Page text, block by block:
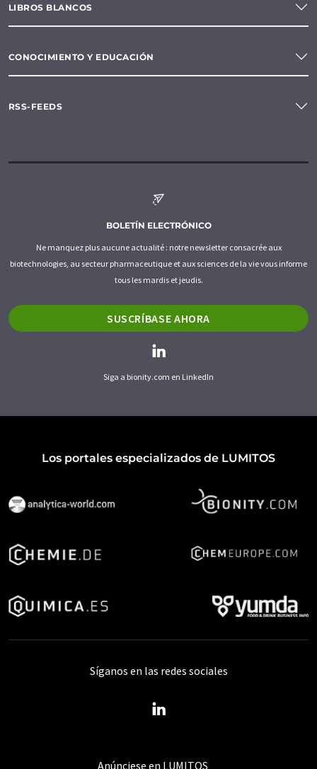
LIBROS BLANCOS
CONOCIMIENTO Y EDUCACIÓN
RSS-FEEDS
BOLETÍN ELECTRÓNICO
Ne manquez plus aucune actualité : notre newsletter consacrée aux
biotechnologies, au secteur pharmaceutique et aux sciences de la vie vous informe
tous les mardis et jeudis.
SUSCRÍBASE AHORA
Siga a bionity.com en LinkedIn
Los portales especializados de LUMITOS
Anúnciese en LUMITOS
Síganos en las redes sociales